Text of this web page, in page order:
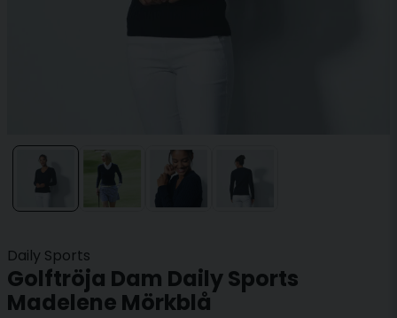
Daily Sports
Golftröja Dam Daily Sports
Madelene Mörkblå